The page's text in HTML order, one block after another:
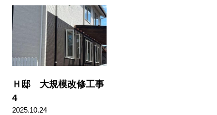
Ｈ邸 大規模改修工事
4
2025.10.24